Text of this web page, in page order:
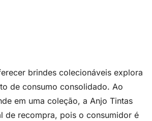
brindes colecionáveis explora
de consumo consolidado. Ao
em uma coleção, a Anjo Tintas
de recompra, pois o consumidor é